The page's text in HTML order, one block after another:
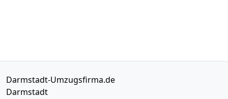
Darmstadt-Umzugsfirma.de
Darmstadt